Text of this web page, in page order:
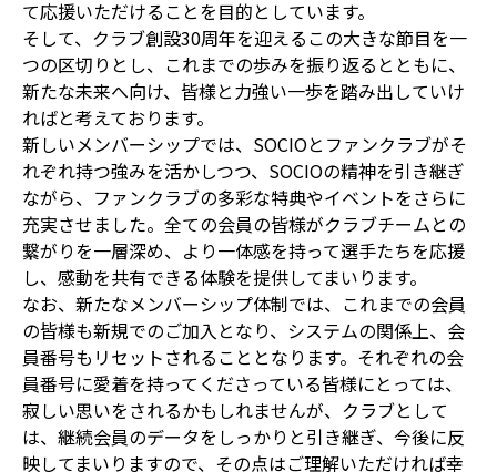
て応援いただけることを目的としています。
そして、クラブ創設30周年を迎えるこの大きな節目を一
つの区切りとし、これまでの歩みを振り返るとともに、
新たな未来へ向け、皆様と力強い一歩を踏み出していけ
ればと考えております。
新しいメンバーシップでは、SOCIOとファンクラブがそ
れぞれ持つ強みを活かしつつ、SOCIOの精神を引き継ぎ
ながら、ファンクラブの多彩な特典やイベントをさらに
充実させました。全ての会員の皆様がクラブチームとの
繋がりを一層深め、より一体感を持って選手たちを応援
し、感動を共有できる体験を提供してまいります。
なお、新たなメンバーシップ体制では、これまでの会員
の皆様も新規でのご加入となり、システムの関係上、会
員番号もリセットされることとなります。それぞれの会
員番号に愛着を持ってくださっている皆様にとっては、
寂しい思いをされるかもしれませんが、クラブとして
は、継続会員のデータをしっかりと引き継ぎ、今後に反
映してまいりますので、その点はご理解いただければ幸